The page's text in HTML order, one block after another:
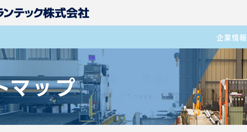
企業情報
マップ